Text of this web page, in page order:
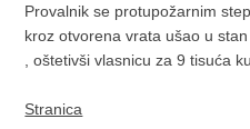
Provalnik se protupožarnim
kroz otvorena vrata ušao u
, oštetivši vlasnicu za 9 tisuća
Stranica